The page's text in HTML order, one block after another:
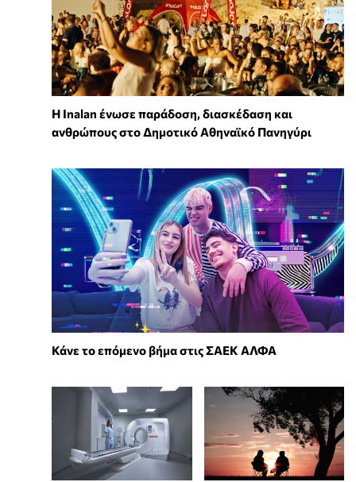
Η Inalan ένωσε παράδοση, διασκέδαση και
ανθρώπους στο Δημοτικό Αθηναϊκό Πανηγύρι
Κάνε το επόμενο βήμα στις ΣΑΕΚ ΑΛΦΑ